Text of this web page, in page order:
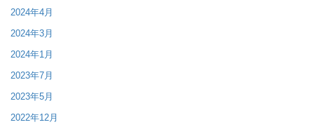
2024年4月
2024年3月
2024年1月
2023年7月
2023年5月
2022年12月